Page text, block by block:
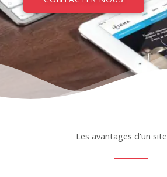
Les avantages d'un